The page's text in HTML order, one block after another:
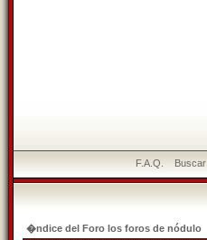
F.A.Q. Buscar
�ndice del Foro los foros de nódulo